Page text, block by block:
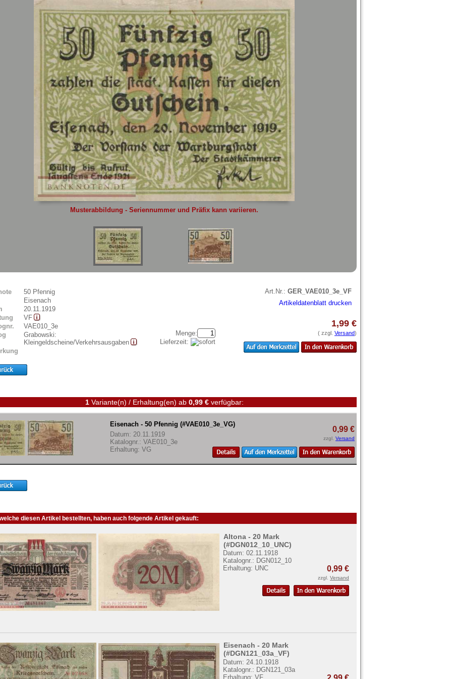
Sie
Musterabbildung - Seriennummer und Präfix kann variieren.
50 Pfennig
Eisenach
20.11.1919
VF
VAE010_3e
Grabowski:
Kleingeldscheine/Verkehrsausgaben
Art.Nr.: GER_VAE010_3e_VF
Artikeldatenblatt drucken
Menge:
Lieferzeit:
1,99 €
( zzgl. Versand)
1Variante(n) / Erhaltung(en) ab 0,99 €verfügbar:
Eisenach - 50 Pfennig (#VAE010_3e_VG)
Datum: 20.11.1919
Katalognr.: VAE010_3e
Erhaltung: VG
0,99 €
zzgl. Versand
diesen Artikel bestellten, haben auch folgende Artikel gekauft:
Altona - 20 Mark
(#DGN012_10_UNC)
Datum: 02.11.1918
Katalognr.: DGN012_10
Erhaltung: UNC
0,99 €
zzgl. Versand
Eisenach - 20 Mark
(#DGN121_03a_VF)
Datum: 24.10.1918
Katalognr.: DGN121_03a
Erhaltung: VF